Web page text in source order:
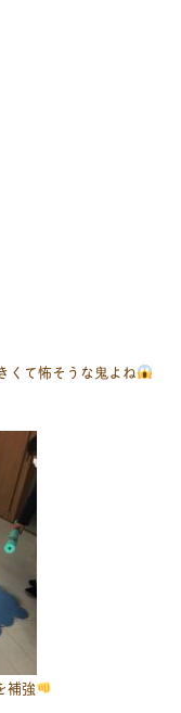
くて怖そうな鬼よね
補強